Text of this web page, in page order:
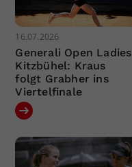
16.07.2026
Generali Open Ladies
Kitzbühel: Kraus
folgt Grabher ins
Viertelfinale